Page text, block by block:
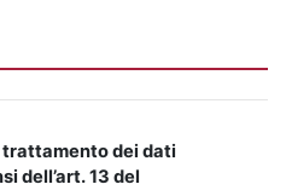
dei dati
dell’art. 13 del